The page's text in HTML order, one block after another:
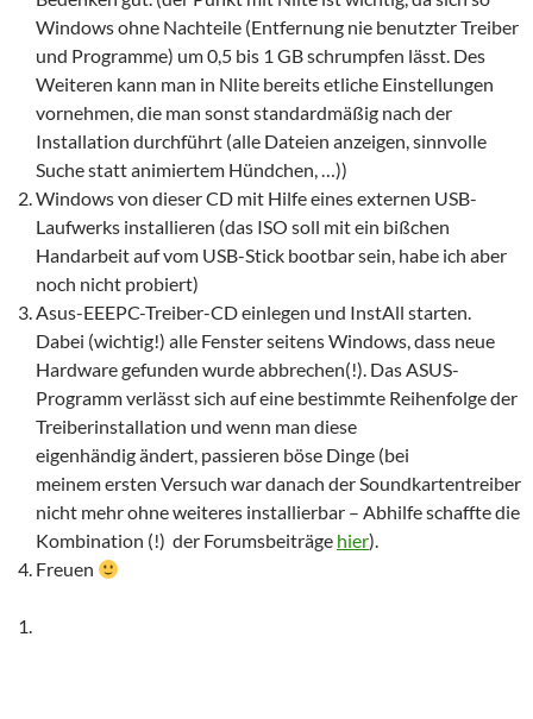
Windows ohne Nachteile (Entfernung nie benutzter Treiber
und Programme) um 0,5 bis 1 GB schrumpfen lässt. Des
Weiteren kann man in Nlite bereits etliche Einstellungen
vornehmen, die man sonst standardmäßig nach der
Installation durchführt (alle Dateien anzeigen, sinnvolle
Suche statt animiertem Hündchen, …))
Windows von dieser CD mit Hilfe eines externen USB-
Laufwerks installieren (das ISO soll mit ein bißchen
Handarbeit auf vom USB-Stick bootbar sein, habe ich aber
noch nicht probiert)
Asus-EEEPC-Treiber-CD einlegen und InstAll starten.
Dabei (wichtig!) alle Fenster seitens Windows, dass neue
Hardware gefunden wurde abbrechen(!). Das ASUS-
Programm verlässt sich auf eine bestimmte Reihenfolge der
Treiberinstallation und wenn man diese
eigenhändig ändert, passieren böse Dinge (bei
meinem ersten Versuch war danach der Soundkartentreiber
nicht mehr ohne weiteres installierbar – Abhilfe schaffte die
Kombination (!) der Forumsbeiträge hier).
Freuen